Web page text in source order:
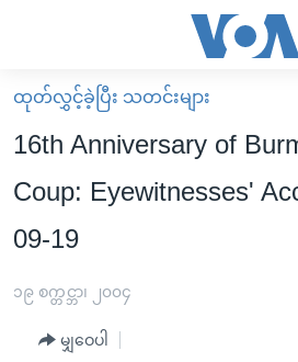
လွယ်ကူ
စေ
သည့်
များ
ပင်မ
မူလစာမျက်နှာ
မြန်မာ
ကမ္ဘာ့သတင်းများ
နိုင်ငံတကာ
အစ္စရေး-ပါလက်စတိုင်း
ဗွီဒီယို
အင်္ဂလိပ်စာလေ့လာမယ်
ထုတ်လွှင့်ခဲ့ပြီး သတင်းများ
16th Anniversary of
Coup: Eyewitnesses'
09-19
၁၉ စက္တင္ဘာ၊ ၂၀၀၄
မျှဝေပါ